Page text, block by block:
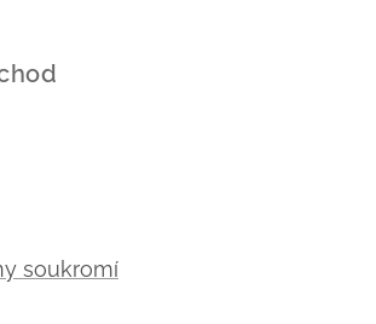
soukromí